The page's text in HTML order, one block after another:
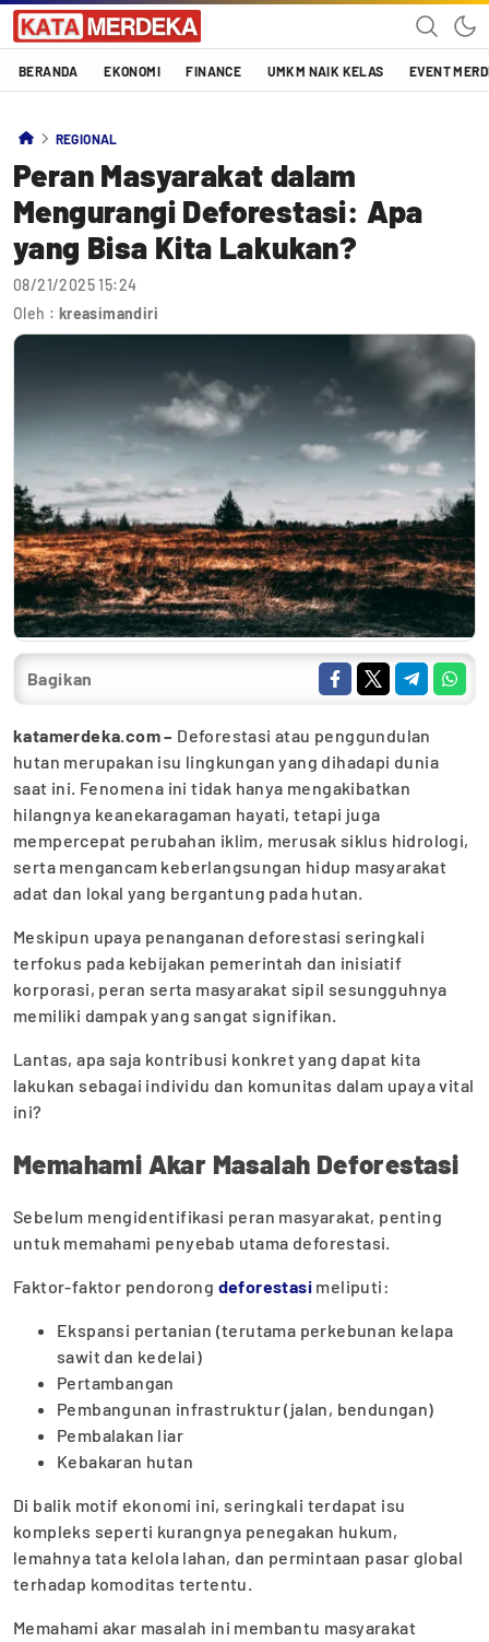
Katamerdeka
KATA MERDEKA
BERANDA EKONOMI FINANCE UMKM NAIK KELAS EVENT
REGIONAL
Peran Masyarakat dalam
Mengurangi Deforestasi: Apa
yang Bisa Kita Lakukan?
08/21/2025 15:24
Oleh : kreasimandiri
Bagikan
katamerdeka.com – Deforestasi atau penggundulan
hutan merupakan isu lingkungan yang dihadapi dunia
saat ini. Fenomena ini tidak hanya mengakibatkan
hilangnya keanekaragaman hayati, tetapi juga
mempercepat perubahan iklim, merusak siklus hidrologi,
serta mengancam keberlangsungan hidup masyarakat
adat dan lokal yang bergantung pada hutan.
Meskipun upaya penanganan deforestasi seringkali
terfokus pada kebijakan pemerintah dan inisiatif
korporasi, peran serta masyarakat sipil sesungguhnya
memiliki dampak yang sangat signifikan.
Lantas, apa saja kontribusi konkret yang dapat kita
lakukan sebagai individu dan komunitas dalam upaya vital
ini?
Memahami Akar Masalah Deforestasi
Sebelum mengidentifikasi peran masyarakat, penting
untuk memahami penyebab utama deforestasi.
Faktor-faktor pendorong deforestasi meliputi:
Ekspansi pertanian (terutama perkebunan kelapa
sawit dan kedelai)
Pertambangan
Pembangunan infrastruktur (jalan, bendungan)
Pembalakan liar
Kebakaran hutan
Di balik motif ekonomi ini, seringkali terdapat isu
kompleks seperti kurangnya penegakan hukum,
lemahnya tata kelola lahan, dan permintaan pasar global
terhadap komoditas tertentu.
Memahami akar masalah ini membantu masyarakat